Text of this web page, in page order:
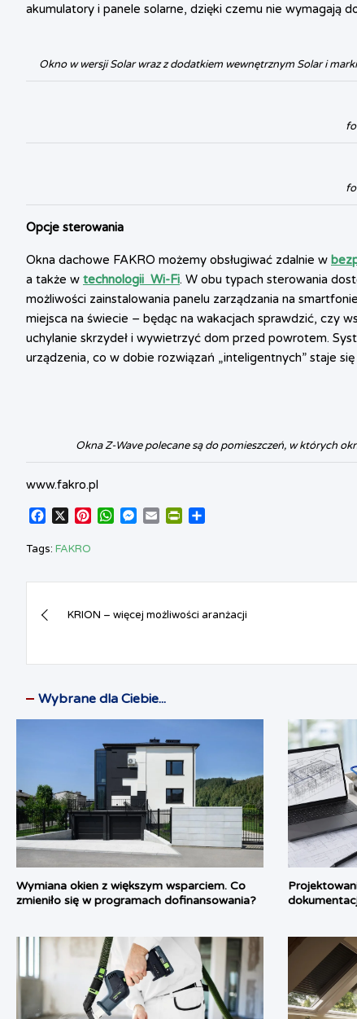
akumulatory i panele solarne, dzięki czemu nie wymagają
Okno w wersji Solar wraz z dodatkiem wewnętrznym Solar i
Opcje sterowania
Okna dachowe FAKRO możemy obsługiwać zdalnie w
a także w technologii Wi-Fi. W obu typach sterowania
możliwości zainstalowania panelu zarządzania na
miejsca na świecie – będąc na wakacjach sprawdzić, czy
uchylanie skrzydeł i wywietrzyć dom przed powrotem.
urządzenia, co w dobie rozwiązań „inteligentnych” staje
Okna Z-Wave polecane są do pomieszczeń, w których
www.fakro.pl
c
b
o
X
e
e
W
s
p
M
e
g
l
t
r
n
e
Tags: FAKRO
wpisuKRION – więcej możliwości aranżacji
Wybrane dla Ciebie...
Wymiana okien z większym wsparciem. Co
zmieniło się w programach dofinansowania?